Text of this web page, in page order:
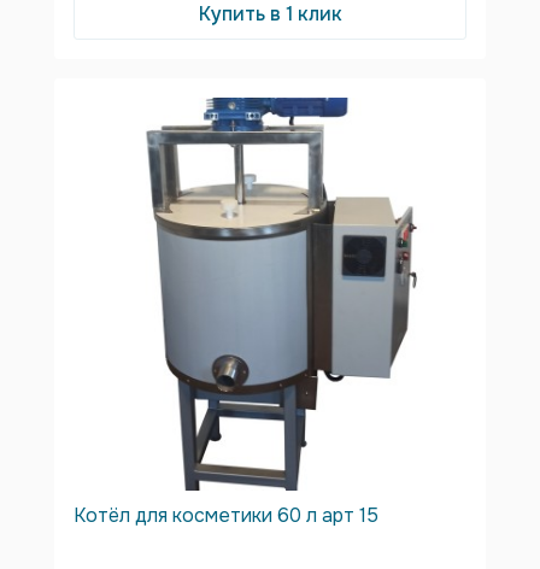
Купить в 1 клик
Котёл для косметики 60 л арт 15